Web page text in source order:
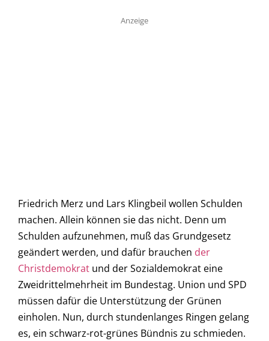
Anzeige
Friedrich Merz und Lars Klingbeil wollen Schulden
machen. Allein können sie das nicht. Denn um
Schulden aufzunehmen, muß das Grundgesetz
geändert werden, und dafür brauchen der
Christdemokrat und der Sozialdemokrat eine
Zweidrittelmehrheit im Bundestag. Union und SPD
müssen dafür die Unterstützung der Grünen
einholen. Nun, durch stundenlanges Ringen gelang
es, ein schwarz-rot-grünes Bündnis zu schmieden.